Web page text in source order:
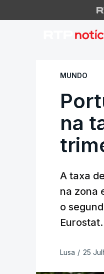
MUNDO
na
A taxa
na zona
o
Eurostat.
Lusa / 25